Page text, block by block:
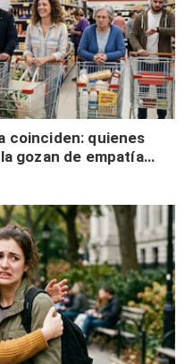
coinciden: quienes
gozan de empatía
tienen autocontrol